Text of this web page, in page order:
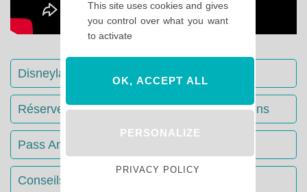
Disneyland Paris : Le guide complet
Réserver votre séjour : toutes les informations
Pass Annuels Disney : informations
Conseils & Astuces Disneyland Paris
This site uses cookies and gives
you control over what you want
to activate
OK, ACCEPT ALL
PERSONALIZE
PRIVACY POLICY